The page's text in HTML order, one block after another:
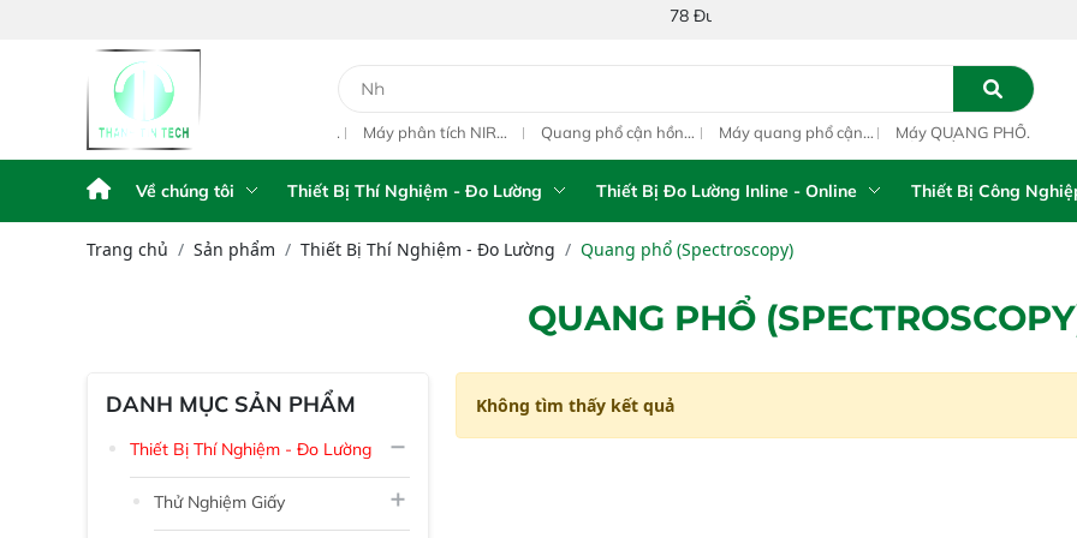
78 Đường Số 1A, Khu Phố 4, Phường Bình Tân, Thành phố Hồ
Phân Tích Điện
Máy Phân Tích Điện
Thế FPA touch
Máy phân tích NIR
Quang phổ cận hồng
Máy quang phổ cận
NIR Analyzer
Máy QUANG PHỔ
Vista-R
Về chúng tôi Thiết Bị Thí Nghiệm - Đo Lường Thiết Bị Đo Lường Inline - Online Thiết Bị Công
Trang chủ Sản phẩm Thiết Bị Thí Nghiệm - Đo Lường Quang phổ (Spectroscopy)
QUANG PHỔ
DANH MỤC SẢN PHẨM
Thiết Bị Thí Nghiệm - Đo Lường
Thử Nghiệm Giấy
Không tìm thấy kết quả